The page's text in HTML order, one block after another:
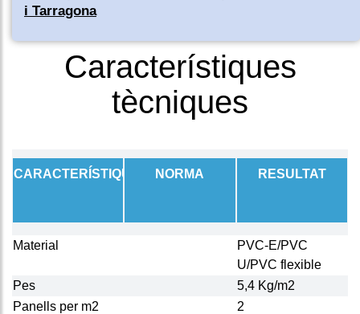
i Tarragona
Característiques
tècniques
CARACTERÍSTIQUES NORMA RESULTAT
Material
PVC-E/PVC
U/PVC flexible
Pes
5,4 Kg/m2
Panells per m2
2